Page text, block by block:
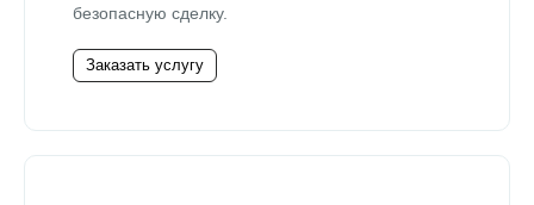
безопасную сделку.
Заказать услугу